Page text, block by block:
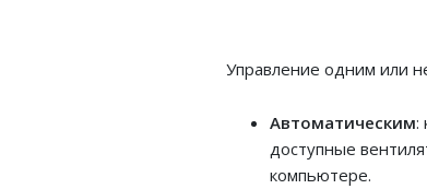
Управление одним или
Автоматическим:
доступные
компьютере.